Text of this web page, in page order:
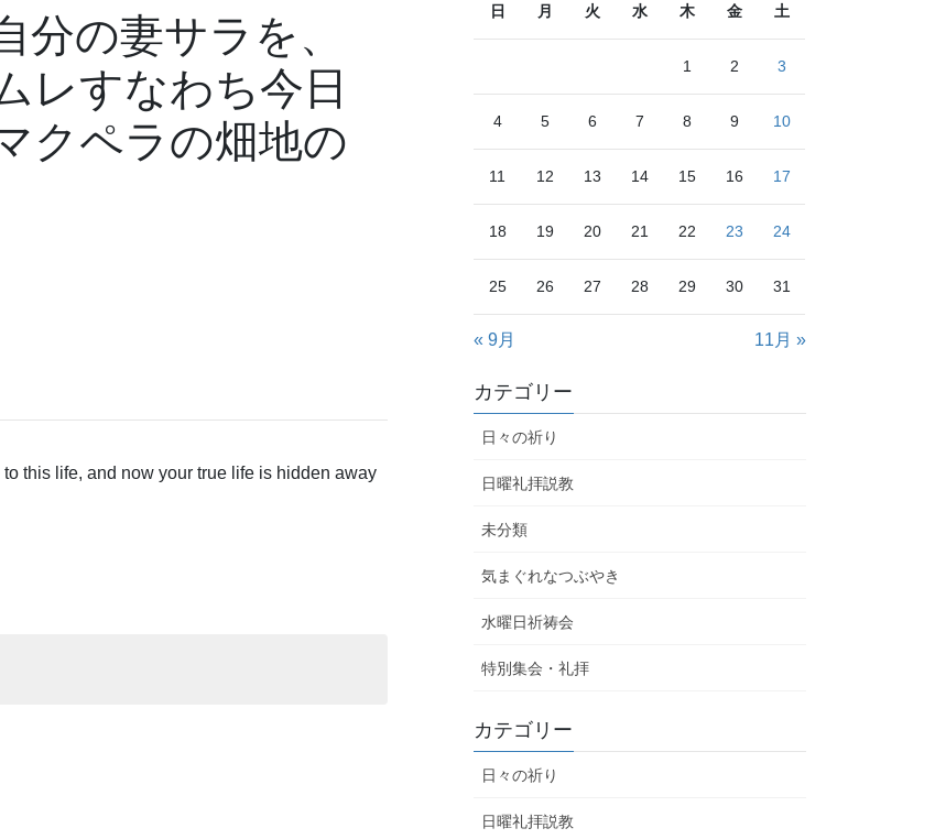
分の妻サラを、
レすなわち今日
クペラの畑地の
this life, and now your true life is hidden away
日 月 火 水 木 金 土
1 2 3
4 5 6 7 8 9 10
11 12 13 14 15 16 17
18 19 20 21 22 23 24
25 26 27 28 29 30 31
« 9月 11月 »
カテゴリー
日々の祈り
日曜礼拝説教
未分類
気まぐれなつぶやき
水曜日祈祷会
特別集会・礼拝
カテゴリー
日々の祈り
日曜礼拝説教